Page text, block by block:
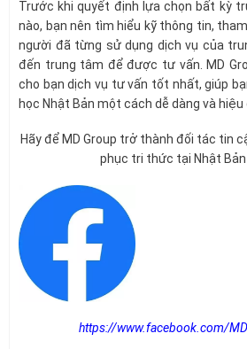
Trước khi quyết định lựa chọn bất kỳ
nào, bạn nên tìm hiểu kỹ thông tin,
người đã từng sử dụng dịch vụ của
đến trung tâm để được tư vấn. MD
cho bạn dịch vụ tư vấn tốt nhất, giúp
học Nhật Bản một cách dễ dàng và hiệu
Hãy để MD Group trở thành đối tác tin
phục tri thức tại Nhật Bản
https://www.facebook.com/